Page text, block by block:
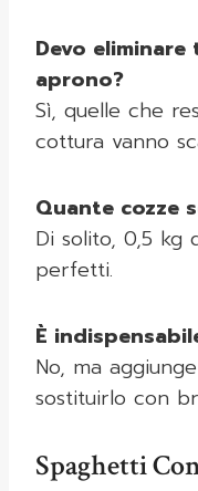
Devo
aprono?
Sì, quelle che
cottura vanno
Quante cozze
Di solito, 0,5 kg
perfetti.
È
No, ma
sostituirlo con
Spaghetti